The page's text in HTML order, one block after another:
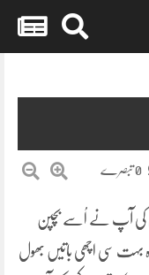
کی آپ نے اُسے بچپن
بہت سی اچھی باتیں بھول